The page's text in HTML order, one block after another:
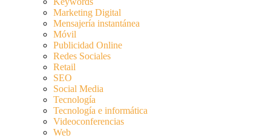
Marketing Digital
Mensajería instantánea
Móvil
Publicidad Online
Redes Sociales
Retail
SEO
Social Media
Tecnología
Tecnología e informática
Videoconferencias
Web